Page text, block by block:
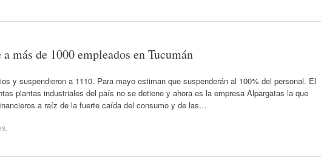
más de 1000 empleados en Tucumán
y suspendieron a 1110. Para mayo estiman que suspenderán al 100% del personal. El
plantas industriales del país no se detiene y ahora es la empresa Alpargatas la que
a raíz de la fuerte caída del consumo y de las…